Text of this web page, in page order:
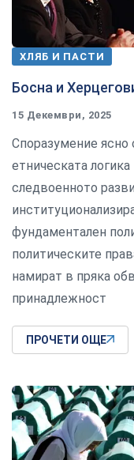
ХЛЯБ И ПАСТИ
Босна и
15 Декември, 2025
Споразумение ясно
етническата
следвоенното
фундаментален
политическите
намират в пряка
принадлежност
ПРОЧЕТИ ОЩЕ